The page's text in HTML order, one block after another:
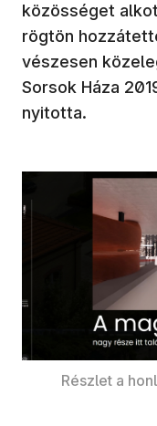
közösséget
rögtön
vészesen
Sorsok Háza
nyitotta.
Részlet a